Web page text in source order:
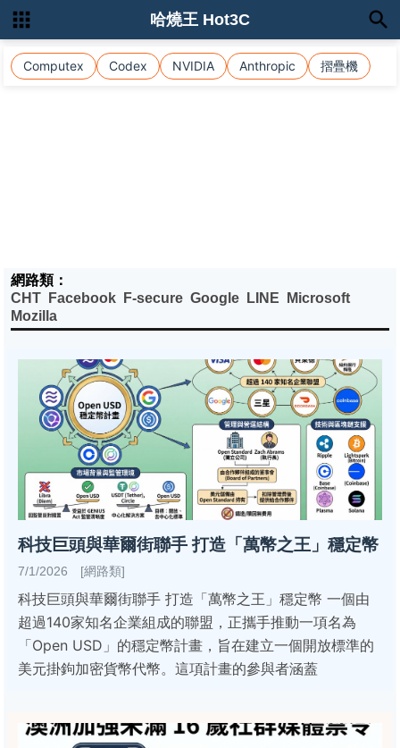
Computex Codex NVIDIA Anthropic 摺疊機
哈燒王 Hot3C
網路類：
CHT
Facebook F-secure Google LINE
Microsoft
Mozilla
科技巨頭與華爾街聯手 打造「萬幣之王」穩定幣
7/1/2026 [網路類]
科技巨頭與華爾街聯手 打造「萬幣之王」穩定幣 一個由
超過140家知名企業組成的聯盟，正攜手推動一項名為
「Open USD」的穩定幣計畫，旨在建立一個開放標準的
美元掛鉤加密貨幣代幣。這項計畫的參與者涵蓋